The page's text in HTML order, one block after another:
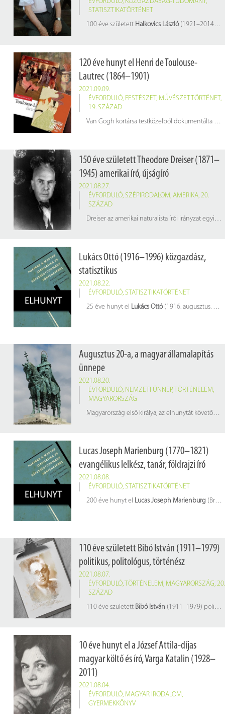
STATISZTIKATÖRTÉNET
100 éve született Halkovics László(1921–2014) közgazdász, statisztikus
120 éve hunyt el Henri de Toulouse-
Lautrec (1864–1901)
2021.09.09.
ÉVFORDULÓ, FESTÉSZET , MŰVÉSZETTÖRTÉNET ,
19. SZÁZAD
Van Gogh kortársa testközelből dokumentálta Párizs világias mindennapjait, szembe menve a művészi világ és nemesi születéséből fakadó elvárásokkal. Alakja egybeforrt a Moulin Rouge világával, plakátjaival díszítették a város utcáit a reklámgrafika alapjait letéve.
150 éve született Theodore Dreiser (1871–
1945) amerikai író, újságíró
2021.08.27.
ÉVFORDULÓ, SZÉPIRODALOM, AMERIKA, 20.
SZÁZAD
Dreiser az amerikai naturalista írói irányzat egyik úttörője volt, amelynek a 19. századi Európában többek között Émile Zola, Gustave Flaubert és Guy de Maupassant voltak a képviselői. Dreiser karaktereinek emberi értéke a nehézségek állhatatos legyőzésében rejlik, és sorsukban a körülmények az igazán mérvadóak.
Lukács Ottó (1916–1996) közgazdász,
statisztikus
2021.08.22.
ÉVFORDULÓ, STATISZTIKATÖRTÉNET
25 éve hunyt el Lukács Ottó(1916. augusztus. 11. – 1996. augusztus 22.) közgazdász, statisztikus
Augusztus 20-a, a magyar államalapítás
ünnepe
2021.08.20.
ÉVFORDULÓ, NEMZETI ÜNNEP,TÖRTÉNELEM,
MAGYARORSZÁG
Magyarország első királya, az elhunytát követően szentté avatott I. István, 980 körül született. Édesapja, Géza nagyfejedelem (945–997) halála után örökölte meg a trónt. A hatalom átvételét követően számos, családjához tartozó riválissal kellett leszámolnia, hogy szilárd államot hozzon létre. Előbb az Árpád-ház legidősebb férfi tagját, Koppányt kellett legyőznie, ezután 1003-ban az erdélyi gyulát, majd 1008 és 1017. között a Maros-vidék urának, Ajtonynak az erőit sikerült legyűrnie.
Lucas Joseph Marienburg (1770–1821)
evangélikus lelkész, tanár, földrajzi író
2021.08.08.
ÉVFORDULÓ, STATISZTIKATÖRTÉNET
200 éve hunyt el Lucas Joseph Marienburg (Brassó, 1770. július 4. – Földvár, 1821. augusztus 8.) evangélikus lelkész, tanár, földrajzi író
110 éve született Bibó István (1911–1979)
politikus, politológus, történész
2021.08.07.
ÉVFORDULÓ, TÖRTÉNELEM, MAGYARORSZÁG, 20.
SZÁZAD
110 éve született Bibó István (1911–1979) politikus, politológus, történész, egyetemi oktató, író, jogász. 1963 és 1971 között a KSH Könyvtár tudományos munkatársaként a nemzetközi cserével foglalkozott. A 2010 őszén megnyílt új olvasótermünk névadója, amely teremben elsősorban a szépirodalom, az ismeretterjesztő irodalom, a gyermekkönyvek, a napilapok és magazinok iránt érdeklődők számára kínálunk olvasnivalót.
10 éve hunyt el a József Attila-díjas
magyar költő és író, Varga Katalin (1928–
2011)
2021.08.04.
ÉVFORDULÓ, MAGYAR IRODALOM,
GYERMEKKÖNYV